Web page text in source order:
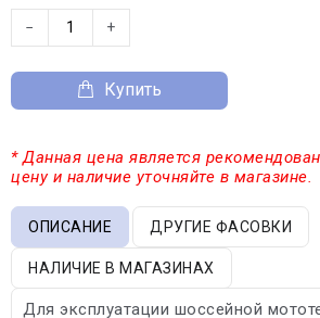
− +
Купить
* Данная цена является
цену и наличие уточняйте в магазине.
ОПИСАНИЕ ДРУГИЕ ФАСОВКИ
НАЛИЧИЕ В МАГАЗИНАХ
Для эксплуатации шоссейной